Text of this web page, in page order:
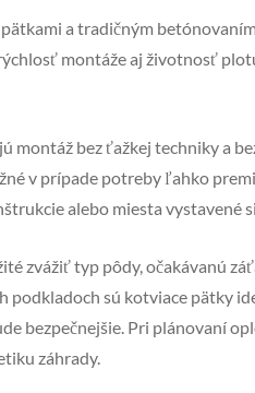
a tradičným
montáže aj životnosť
montáž bez ťažkej techniky a
v prípade potreby ľahko
alebo miesta vystavené
zvážiť typ pôdy, očakávanú
podkladoch sú kotviace pätky
bezpečnejšie. Pri plánovaní
záhrady.